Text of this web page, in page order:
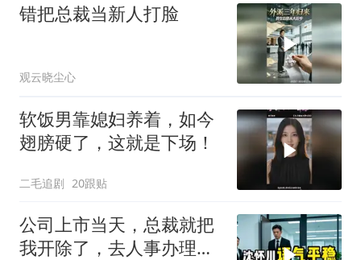
错把总裁当新人打脸
观云晓尘心
软饭男靠媳妇养着，如今
翅膀硬了，这就是下场！
二毛追剧 20跟贴
公司上市当天，总裁就把
我开除了，去人事办理离